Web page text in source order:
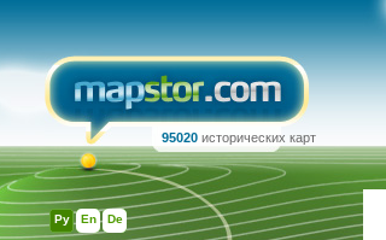
Ру En De
95020 исторических карт